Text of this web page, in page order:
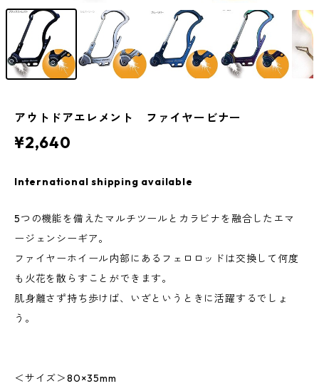
アウトドアエレメント ファイヤービナー
¥2,640
International shipping available
5つの機能を備えたマルチツールとカラビナを融合したエマ
ージェンシーギア。
ファイヤーホイール内部にあるフェロロッドは交換して何度
も火花を散らすことができます。
肌身離さず持ち歩けば、いざというときに活躍するでしょ
う。
＜サイズ＞80×35mm